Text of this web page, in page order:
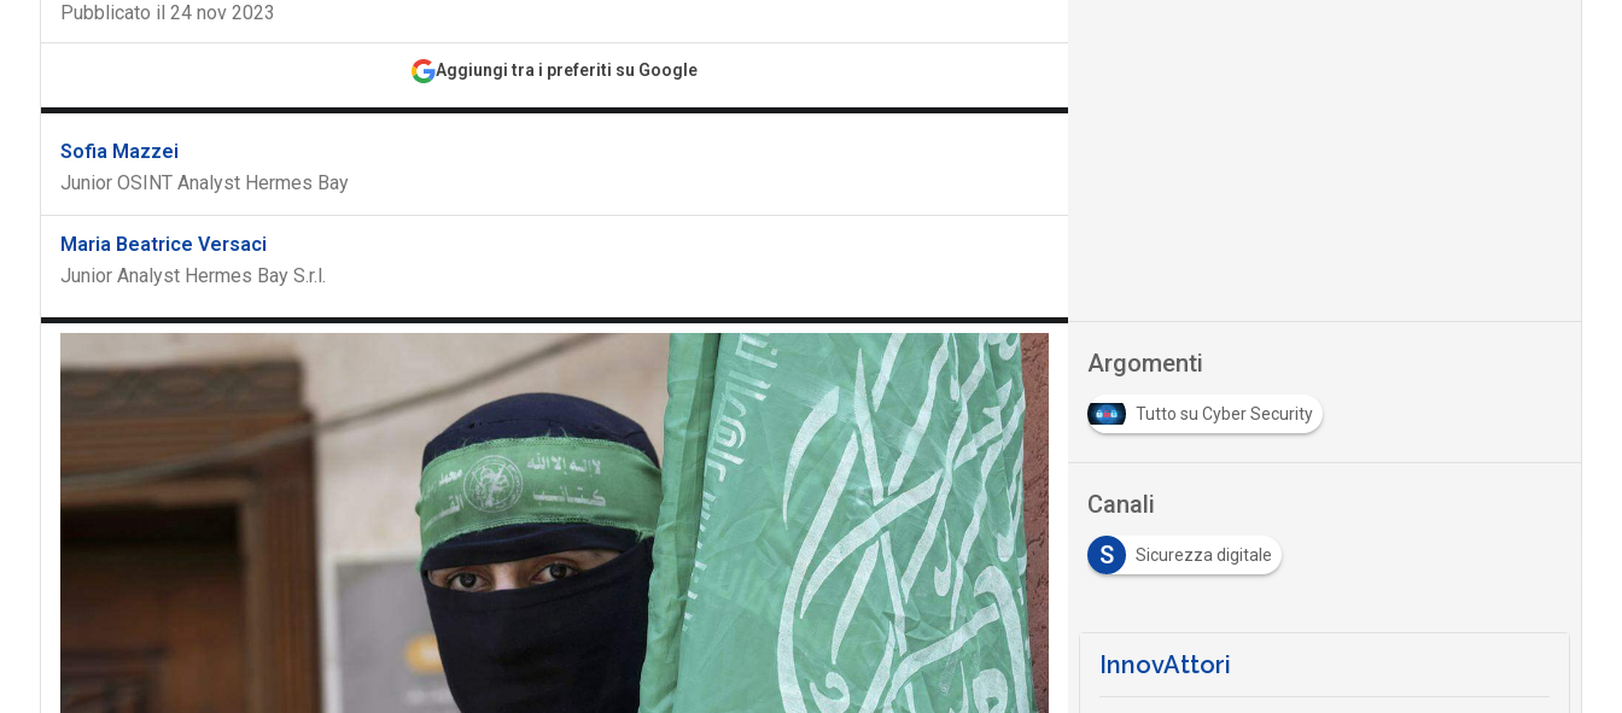
Pubblicato il 24 nov 2023
Aggiungi tra i preferiti su Google
Sofia Mazzei
Junior OSINT Analyst Hermes Bay
Maria Beatrice Versaci
Junior Analyst Hermes Bay S.r.l.
Argomenti
Tutto su Cyber Security
Canali
S
Sicurezza digitale
InnovAttori